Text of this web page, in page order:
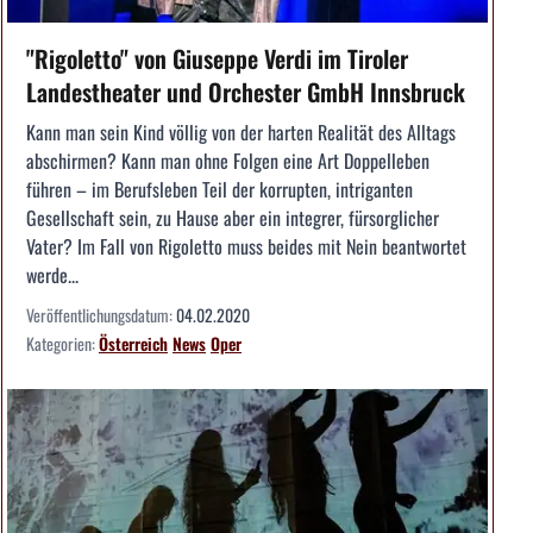
"Rigoletto" von Giuseppe Verdi im Tiroler
Landestheater und Orchester GmbH Innsbruck
Kann man sein Kind völlig von der harten Realität des Alltags
abschirmen? Kann man ohne Folgen eine Art Doppelleben
führen – im Berufsleben Teil der korrupten, intriganten
Gesellschaft sein, zu Hause aber ein integrer, fürsorglicher
Vater? Im Fall von Rigoletto muss beides mit Nein beantwortet
werde...
Veröffentlichungsdatum:04.02.2020
Kategorien:ÖsterreichNewsOper